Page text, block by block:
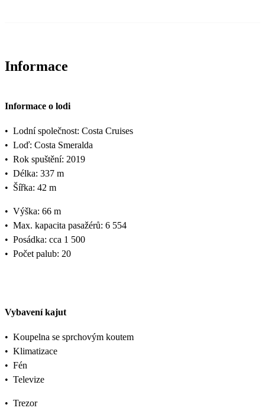
Informace
Informace o lodi
• Lodní společnost: Costa Cruises
• Loď: Costa Smeralda
• Rok spuštění: 2019
• Délka: 337 m
• Šířka: 42 m
• Výška: 66 m
• Max. kapacita pasažérů: 6 554
• Posádka: cca 1 500
• Počet palub: 20
Vybavení kajut
• Koupelna se sprchovým koutem
• Klimatizace
• Fén
• Televize
• Trezor